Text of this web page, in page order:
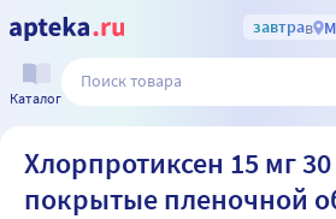
завтрав
Каталог
Хлорпротиксен 15 мг
покрытые пленочной